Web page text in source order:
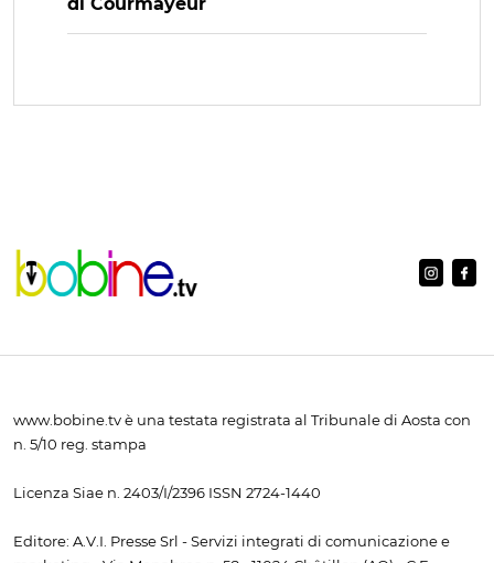
www.bobine.tv è una testata registrata al Tribunale di Aosta con
n. 5/10 reg. stampa
Licenza Siae n. 2403/I/2396 ISSN 2724-1440
Editore: A.V.I. Presse Srl - Servizi integrati di comunicazione e